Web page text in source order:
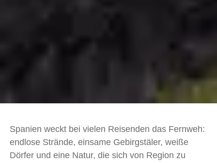
Spanien weckt bei vielen Reisenden das Fernweh:
endlose Strände, einsame Gebirgstäler, weiße
Dörfer und eine Natur, die sich von Region zu